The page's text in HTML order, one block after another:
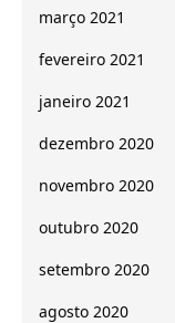
março 2021
fevereiro 2021
janeiro 2021
dezembro 2020
novembro 2020
outubro 2020
setembro 2020
agosto 2020